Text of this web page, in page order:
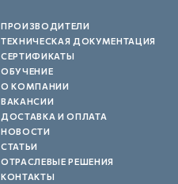
ПРОИЗВОДИТЕЛИ
ТЕХНИЧЕСКАЯ ДОКУМЕНТАЦИЯ
СЕРТИФИКАТЫ
ОБУЧЕНИЕ
О КОМПАНИИ
ВАКАНСИИ
ДОСТАВКА И ОПЛАТА
НОВОСТИ
СТАТЬИ
ОТРАСЛЕВЫЕ РЕШЕНИЯ
КОНТАКТЫ